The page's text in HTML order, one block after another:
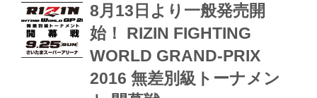
8月13日より一般発売開
始！ RIZIN FIGHTING
WORLD GRAND-PRIX
2016 無差別級トーナメン